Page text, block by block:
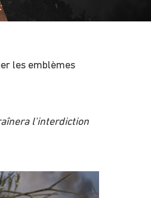
les emblèmes
l'interdiction